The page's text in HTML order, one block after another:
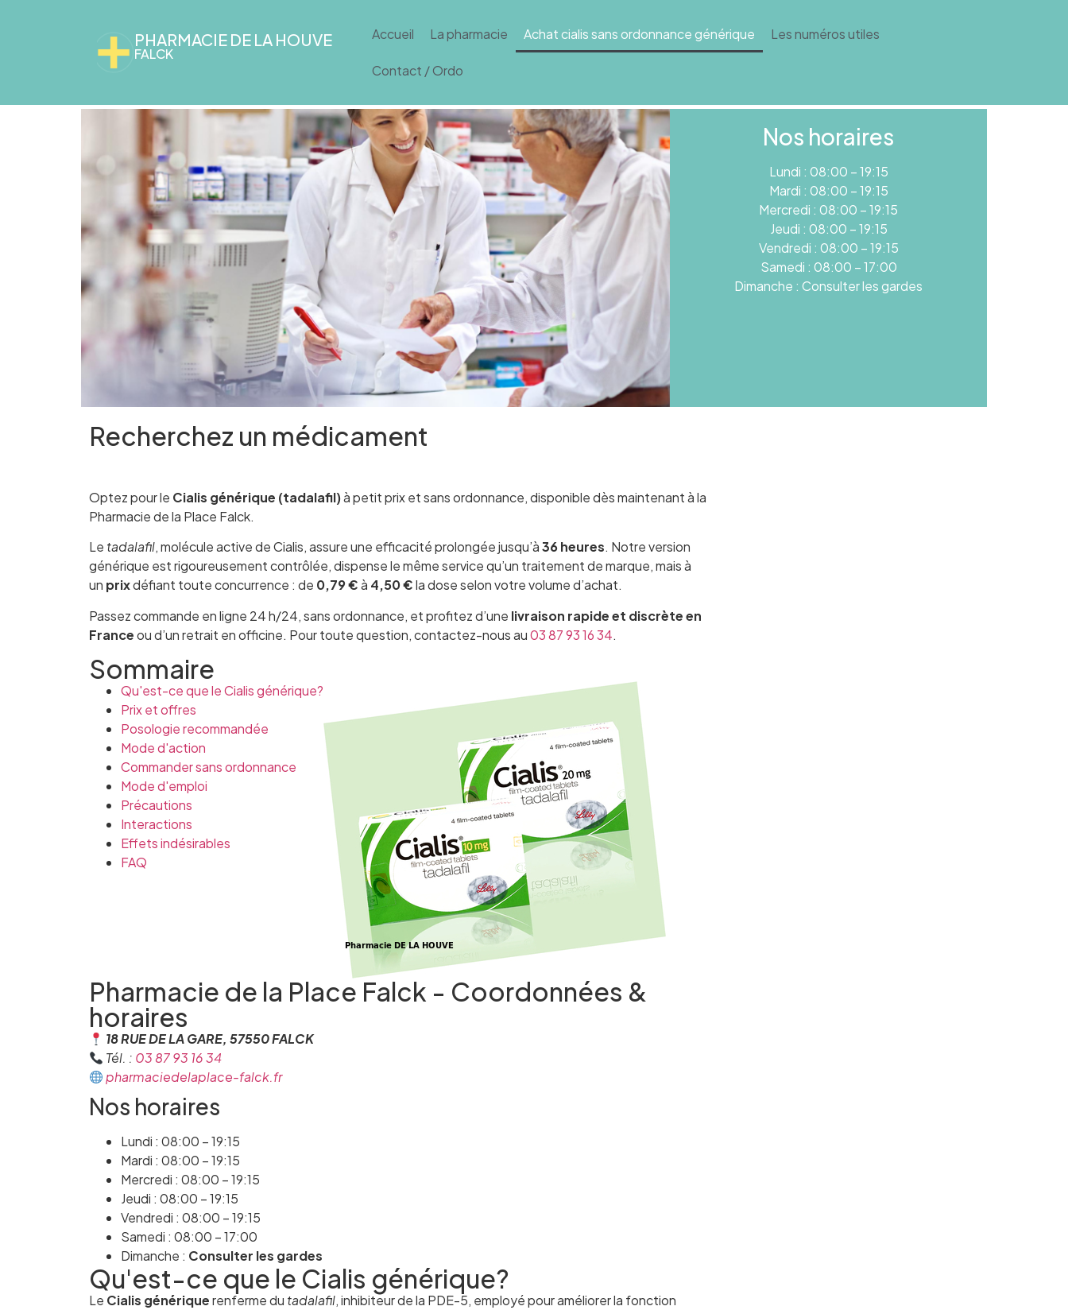
PHARMACIE DE LA HOUVE
FALCK
Accueil La pharmacie Achat cialis sans ordonnance générique Les numéros utiles
Contact / Ordo
Nos horaires
Lundi : 08:00 – 19:15
Mardi : 08:00 – 19:15
Mercredi : 08:00 – 19:15
Jeudi : 08:00 – 19:15
Vendredi : 08:00 – 19:15
Samedi : 08:00 – 17:00
Dimanche : Consulter les gardes
Recherchez un médicament
Optez pour le Cialis générique (tadalafil)à petit prix et sans ordonnance, disponible dès maintenant à la
Pharmacie de la Place Falck.
Le tadalafil, molécule active de Cialis, assure une efficacité prolongée jusqu’à36 heures. Notre version
générique est rigoureusement contrôlée, dispense le même service qu’un traitement de marque, mais à
un prixdéfiant toute concurrence : de 0,79 €à 4,50 €la dose selon votre volume d’achat.
Passez commande en ligne 24 h/24, sans ordonnance, et profitez d’une livraison rapide et discrète en
Franceou d’un retrait en officine. Pour toute question, contactez-nous au03 87 93 16 34.
Sommaire
Qu'est-ce que le Cialis générique?
Prix et offres
Posologie recommandée
Mode d'action
Commander sans ordonnance
Mode d'emploi
Précautions
Interactions
Effets indésirables
FAQ
Pharmacie de la Place Falck - Coordonnées &
horaires
18 RUE DE LA GARE, 57550 FALCK
Tél. : 03 87 93 16 34
pharmaciedelaplace-falck.fr
Nos horaires
Lundi : 08:00 – 19:15
Mardi : 08:00 – 19:15
Mercredi : 08:00 – 19:15
Jeudi : 08:00 – 19:15
Vendredi : 08:00 – 19:15
Samedi : 08:00 – 17:00
Dimanche : Consulter les gardes
Qu'est-ce que le Cialis générique?
Le Cialis génériquerenferme du tadalafil, inhibiteur de la PDE-5, employé pour améliorer la fonction